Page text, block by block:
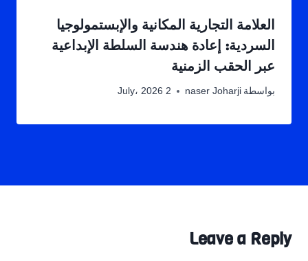
العلامة التجارية المكانية والإبستمولوجيا
السردية: إعادة هندسة السلطة الإبداعية
عبر الحقب الزمنية
بواسطة naser Joharji 2 July، 2026
Leave a Reply